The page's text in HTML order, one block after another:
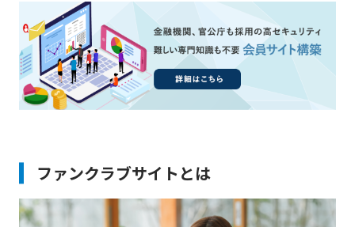
ファンクラブサイトとは